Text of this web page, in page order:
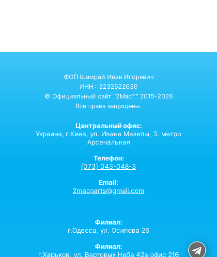
ФОП Шамрай Иван Игоревич
ИНН : 3232622630
© Официальный сайт "2Mac™" 2015–2026
Все права защищены.
Центральный офис:
Украина, г.Киев, ул. Ивана Мазепы, 3. метро
Арсенальная
Телефон:
(073) 043-048-3
Email:
2macparts@gmail.com
Филиал:
г.Одесса, ул. Осипова 26
Филиал:
г.Харьков, ул. Вартовых Неба 42а офис 216